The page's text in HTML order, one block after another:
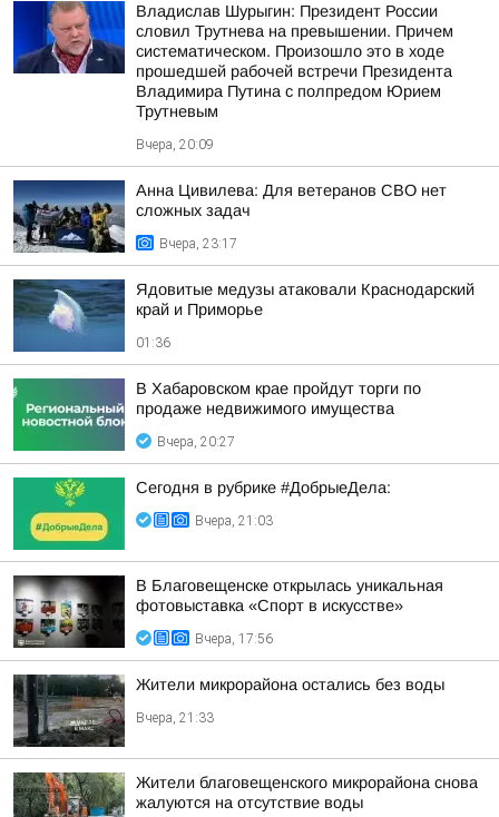
Владислав Шурыгин: Президент России
словил Трутнева на превышении. Причем
систематическом. Произошло это в ходе
прошедшей рабочей встречи Президента
Владимира Путина с полпредом Юрием
Трутневым
Вчера, 20:09
Анна Цивилева: Для ветеранов СВО нет
сложных задач
Вчера, 23:17
Ядовитые медузы атаковали Краснодарский
край и Приморье
01:36
В Хабаровском крае пройдут торги по
продаже недвижимого имущества
Вчера, 20:27
Сегодня в рубрике #ДобрыеДела:
Вчера, 21:03
В Благовещенске открылась уникальная
фотовыставка «Спорт в искусстве»
Вчера, 17:56
Жители микрорайона остались без воды
Вчера, 21:33
Жители благовещенского микрорайона снова
жалуются на отсутствие воды